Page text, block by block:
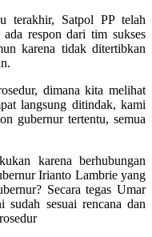
terakhir, Satpol PP telah
respon dari tim sukses
karena tidak ditertibkan
dimana kita melihat
langsung ditindak, kami
gubernur tertentu, semua
karena berhubungan
Irianto Lambrie yang
Secara tegas Umar
sudah sesuai rencana dan